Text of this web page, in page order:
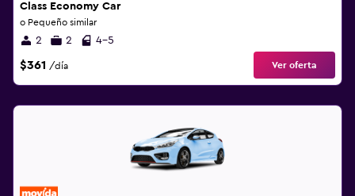
Class Economy Car
o Pequeño similar
2 2 4-5
$361 /día Ver oferta